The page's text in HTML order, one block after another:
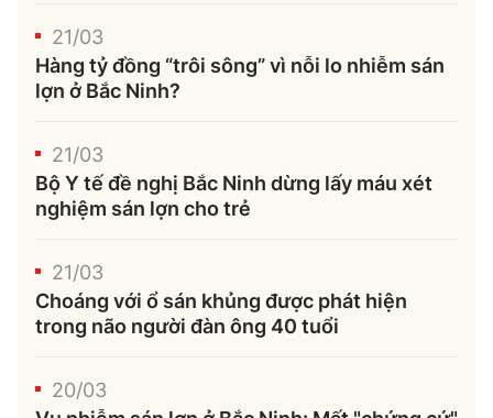
21/03
Hàng tỷ đồng “trôi sông” vì nỗi lo nhiễm sán
lợn ở Bắc Ninh?
21/03
Bộ Y tế đề nghị Bắc Ninh dừng lấy máu xét
nghiệm sán lợn cho trẻ
21/03
Choáng với ổ sán khủng được phát hiện
trong não người đàn ông 40 tuổi
20/03